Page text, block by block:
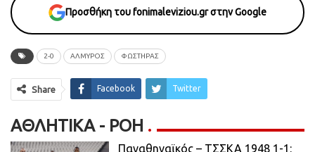
Προσθήκη του fonimaleviziou.gr στην Google
2-0 ΑΛΜΥΡΌΣ ΦΩΣΤΗΡΑΣ
Share Facebook Twitter
ΑΘΛΗΤΙΚΆ - ΡΟΗ
Παναθηναϊκός – ΤΣΣΚΑ 1948 1-1: